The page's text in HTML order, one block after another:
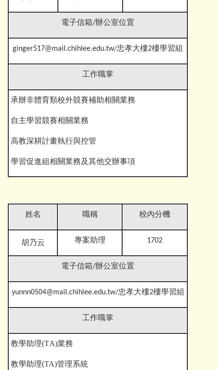
電子信箱/辦公室位置
ginger517@mail.chihlee.edu.tw/忠孝大樓2樓學習組
工作職掌
承辦非體育類校外競賽補助相關業務
自主學習競賽相關業務
高教深耕計畫執行與控管
學習促進組相關業務及其他交辦事項
姓名 職稱 校內分機
胡乃云 專案助理 1702
電子信箱/辦公室位置
yunnn0504@mail.chihlee.edu.tw/忠孝大樓2樓學習組
工作職掌
教學助理(TA)業務
教學助理(TA)管理系統